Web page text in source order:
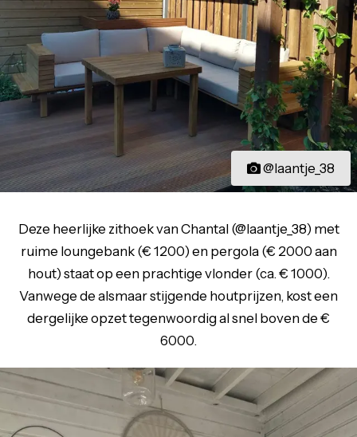
@laantje_38
Deze heerlijke zithoek van Chantal (@laantje_38) met
ruime loungebank (€ 1200) en pergola (€ 2000 aan
hout) staat op een prachtige vlonder (ca. € 1000).
Vanwege de alsmaar stijgende houtprijzen, kost een
dergelijke opzet tegenwoordig al snel boven de €
6000.